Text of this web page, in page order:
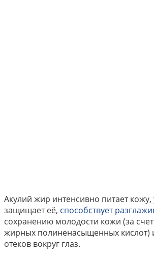
Акулий жир интенсивно питает кожу,
защищает её, способствует
сохранению молодости кожи (за
жирных полиненасыщенных кислот)
отеков вокруг глаз.